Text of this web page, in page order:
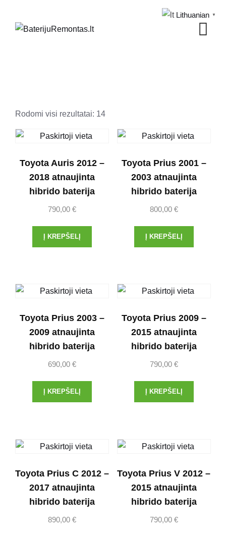
content
Rodomi visi rezultatai: 14Rūšiuojama
populiarumą
Toyota Auris 2012 –
2018 atnaujinta
hibrido baterija
790,00€
Į KREPŠELĮ
Toyota Prius 2001 –
2003 atnaujinta
hibrido baterija
800,00 €
Į KREPŠELĮ
Toyota Prius 2003 –
2009 atnaujinta
hibrido baterija
690,00€
Į KREPŠELĮ
Toyota Prius 2009 –
2015 atnaujinta
hibrido baterija
790,00 €
Į KREPŠELĮ
Toyota Prius C 2012 –
2017 atnaujinta
hibrido baterija
890,00€
Toyota Prius V 2012 –
2015 atnaujinta
hibrido baterija
790,00 €
Lithuanian ▼